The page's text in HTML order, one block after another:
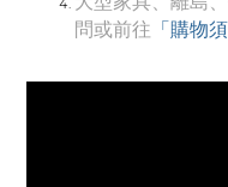
問或前往 「購物